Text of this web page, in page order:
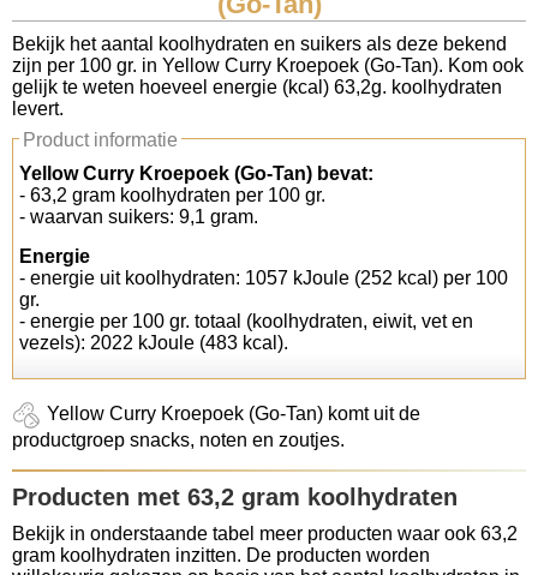
Koolhydraten tellen
Links
Bekijk het aantal koolhydraten en suikers als deze bekend
zijn per 100 gr. in Yellow Curry Kroepoek (Go-Tan). Kom ook
gelijk te weten hoeveel energie (kcal) 63,2g. koolhydraten
levert.
Product informatie
Yellow Curry Kroepoek (Go-Tan) bevat:
- 63,2 gram koolhydraten per 100 gr.
- waarvan suikers: 9,1 gram.
Energie
- energie uit koolhydraten: 1057 kJoule (252 kcal) per 100
gr.
- energie per 100 gr. totaal (koolhydraten, eiwit, vet en
vezels): 2022 kJoule (483 kcal).
Yellow Curry Kroepoek (Go-Tan) komt uit de
productgroep snacks, noten en zoutjes.
Producten met 63,2 gram koolhydraten
Bekijk in onderstaande tabel meer producten waar ook 63,2
gram koolhydraten inzitten. De producten worden